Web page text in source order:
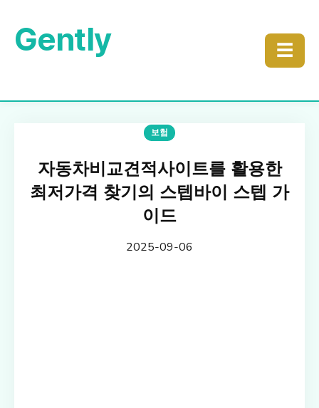
Gently ☰
보험
자동차비교견적사이트를 활용한
최저가격 찾기의 스텝바이 스텝 가
이드
2025-09-06